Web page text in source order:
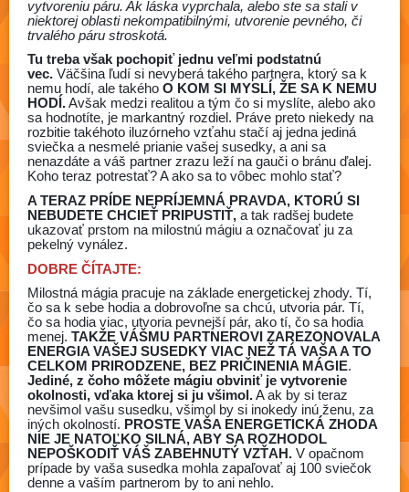
vytvoreniu páru. Ak láska vyprchala, alebo ste sa stali v
niektorej oblasti nekompatibilnými, utvorenie pevného, či
trvalého páru stroskotá.
Tu treba však pochopiť jednu veľmi podstatnú
vec. Väčšina ľudí si nevyberá takého partnera, ktorý sa k
nemu hodí, ale takého O KOM SI MYSLÍ, ŽE SA K NEMU
HODÍ.Avšak medzi realitou a tým čo si myslíte, alebo ako
sa hodnotíte, je markantný rozdiel. Práve preto niekedy na
rozbitie takéhoto iluzórneho vzťahu stačí aj jedna jediná
sviečka a nesmelé prianie vašej susedky, a ani sa
nenazdáte a váš partner zrazu leží na gauči o bránu ďalej.
Koho teraz potrestať? A ako sa to vôbec mohlo stať?
A TERAZ PRÍDE NEPRÍJEMNÁ PRAVDA, KTORÚ SI
NEBUDETE CHCIEŤ PRIPUSTIŤ, a tak radšej budete
ukazovať prstom na milostnú mágiu a označovať ju za
pekelný vynález.
DOBRE ČÍTAJTE:
Milostná mágia pracuje na základe energetickej zhody. Tí,
čo sa k sebe hodia a dobrovoľne sa chcú, utvoria pár. Tí,
čo sa hodia viac, utvoria pevnejší pár, ako tí, čo sa hodia
menej. TAKŽE VÁŠMU PARTNEROVI ZAREZONOVALA
ENERGIA VAŠEJ SUSEDKY VIAC NEŽ TÁ VAŠA A TO
CELKOM PRIRODZENE, BEZ PRIČINENIA MÁGIE.
Jediné, z čoho môžete mágiu obviniť je vytvorenie
okolnosti, vďaka ktorej si ju všimol.A ak by si teraz
nevšimol vašu susedku, všimol by si inokedy inú ženu, za
iných okolností. PROSTE VAŠA ENERGETICKÁ ZHODA
NIE JE NATOĽKO SILNÁ, ABY SA ROZHODOL
NEPOŠKODIŤ VÁŠ ZABEHNUTÝ VZŤAH. V opačnom
prípade by vaša susedka mohla zapaľovať aj 100 sviečok
denne a vaším partnerom by to ani nehlo.